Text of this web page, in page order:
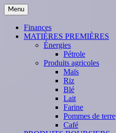
Skip
to
content
Menu
Finances
MATIÈRES PREMIÈRES
Énergies
Pétrole
Produits agricoles
Maïs
Riz
Blé
Lait
Farine
Pommes de terre
Café